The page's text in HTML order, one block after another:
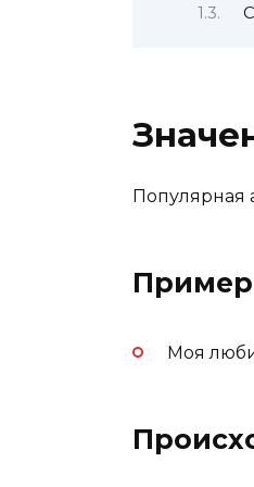
Популярная
Пример
Моя